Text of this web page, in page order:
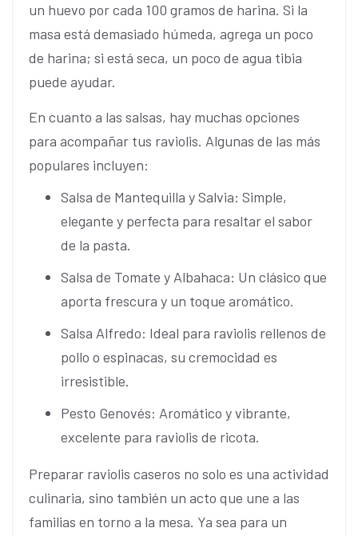
un huevo por cada 100 gramos de harina. Si la
masa está demasiado húmeda, agrega un poco
de harina; si está seca, un poco de agua tibia
puede ayudar.
En cuanto a las salsas, hay muchas opciones
para acompañar tus raviolis. Algunas de las más
populares incluyen:
Salsa de Mantequilla y Salvia: Simple,
elegante y perfecta para resaltar el sabor
de la pasta.
Salsa de Tomate y Albahaca: Un clásico que
aporta frescura y un toque aromático.
Salsa Alfredo: Ideal para raviolis rellenos de
pollo o espinacas, su cremocidad es
irresistible.
Pesto Genovés: Aromático y vibrante,
excelente para raviolis de ricota.
Preparar raviolis caseros no solo es una actividad
culinaria, sino también un acto que une a las
familias en torno a la mesa. Ya sea para un